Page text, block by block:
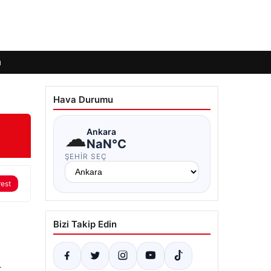
Hava Durumu
☁Ankara
NaN°C
ŞEHIR SEÇ
Bizi Takip Edin